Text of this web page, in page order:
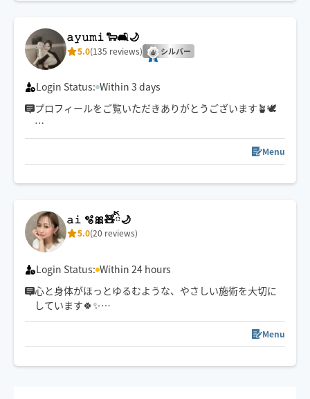
𝚊𝚢𝚞𝚖𝚒 🐑🛋️🌙
5.0(135 reviews) シルバー
Login Status: Within 3 days
プロフィールをご覧いただきありがとうございます🪴🕊️
お客様の日頃のお疲れに
心がけております☺️
解放できる可能性がございますので
ご予約前メッセージを通して
お気軽に日時をご相談ください🐑🤍
⚠️メッセージは日時のご相談のみ返信させていただま
す。(◯日◯時〜◯◯周辺)とメッセージいただけると
Menu
𝚊𝚒 🫧🎀🧸ིྀ🌙
5.0(20 reviews)
Login Status: Within 24 hours
心と身体がほっとゆるむような、やさしい施術を大切に
しています🍀✨
強さ調整も遠慮なくお伝えくださいね☺️
スケジュール以外でご希望の方は一度チャットでご連絡
下さい🧸ིྀ
Menu